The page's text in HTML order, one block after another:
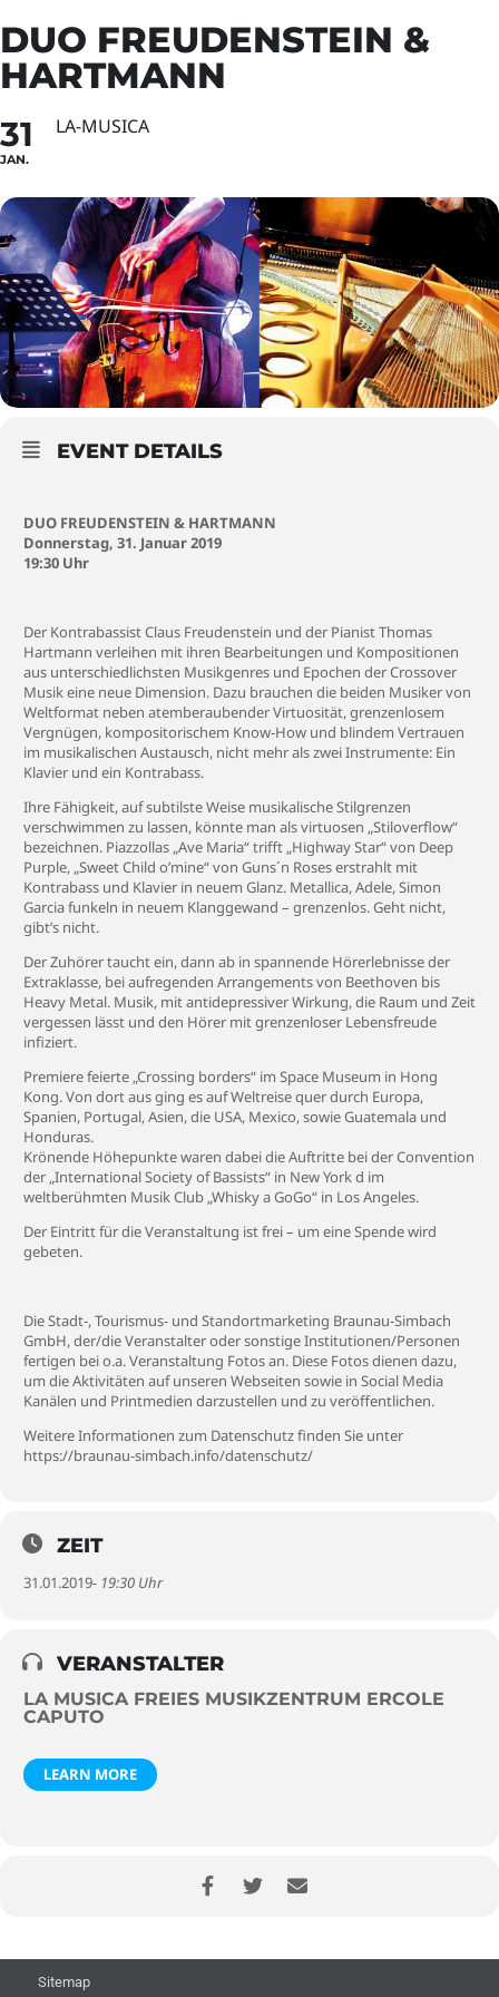
DUO FREUDENSTEIN &
HARTMANN
31
JAN.
LA-MUSICA
EVENT DETAILS
DUO FREUDENSTEIN & HARTMANN
Donnerstag, 31. Januar 2019
19:30 Uhr
Der Kontrabassist Claus Freudenstein und der Pianist Thomas
Hartmann verleihen mit ihren Bearbeitungen und Kompositionen
aus unterschiedlichsten Musikgenres und Epochen der Crossover
Musik eine neue Dimension. Dazu brauchen die beiden Musiker von
Weltformat neben atemberaubender Virtuosität, grenzenlosem
Vergnügen, kompositorischem Know-How und blindem Vertrauen
im musikalischen Austausch, nicht mehr als zwei Instrumente: Ein
Klavier und ein Kontrabass.
Ihre Fähigkeit, auf subtilste Weise musikalische Stilgrenzen
verschwimmen zu lassen, könnte man als virtuosen „Stiloverflow“
bezeichnen. Piazzollas „Ave Maria“ trifft „Highway Star“ von Deep
Purple, „Sweet Child o’mine“ von Guns´n Roses erstrahlt mit
Kontrabass und Klavier in neuem Glanz. Metallica, Adele, Simon
Garcia funkeln in neuem Klanggewand – grenzenlos. Geht nicht,
gibt’s nicht.
Der Zuhörer taucht ein, dann ab in spannende Hörerlebnisse der
Extraklasse, bei aufregenden Arrangements von Beethoven bis
Heavy Metal. Musik, mit antidepressiver Wirkung, die Raum und Zeit
vergessen lässt und den Hörer mit grenzenloser Lebensfreude
infiziert.
Premiere feierte „Crossing borders“ im Space Museum in Hong
Kong. Von dort aus ging es auf Weltreise quer durch Europa,
Spanien, Portugal, Asien, die USA, Mexico, sowie Guatemala und
Honduras.
Krönende Höhepunkte waren dabei die Auftritte bei der Convention
der „International Society of Bassists“ in New York d im
weltberühmten Musik Club „Whisky a GoGo“ in Los Angeles.
Der Eintritt für die Veranstaltung ist frei – um eine Spende wird
gebeten.
Die Stadt-, Tourismus- und Standortmarketing Braunau-Simbach
GmbH, der/die Veranstalter oder sonstige Institutionen/Personen
fertigen bei o.a. Veranstaltung Fotos an. Diese Fotos dienen dazu,
um die Aktivitäten auf unseren Webseiten sowie in Social Media
Kanälen und Printmedien darzustellen und zu veröffentlichen.
Weitere Informationen zum Datenschutz finden Sie unter
https://braunau-simbach.info/datenschutz/
ZEIT
31.01.2019- 19:30 Uhr
VERANSTALTER
LA MUSICA FREIES MUSIKZENTRUM ERCOLE
CAPUTO
LEARN MORE
Sitemap